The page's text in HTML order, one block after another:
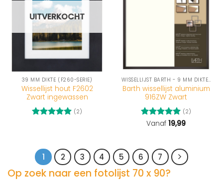
UITVERKOCHT
39 MM DIKTE (F260-SERIE)
Wissellijst hout F2602
Zwart ingewassen
(2)
WISSELLIJST BARTH - 9 MM DIKTE (916-SERIE)
Barth wissellijst aluminium
916ZW Zwart
Gewaardeerd
(2)
Vanaf 19,99
1 2 3 4 5 6 7
Op zoek naar een fotolijst 70 x 90?